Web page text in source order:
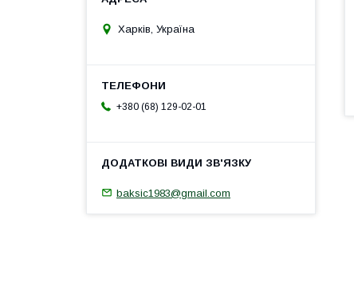
Харків, Україна
+380 (68) 129-02-01
baksic1983@gmail.com